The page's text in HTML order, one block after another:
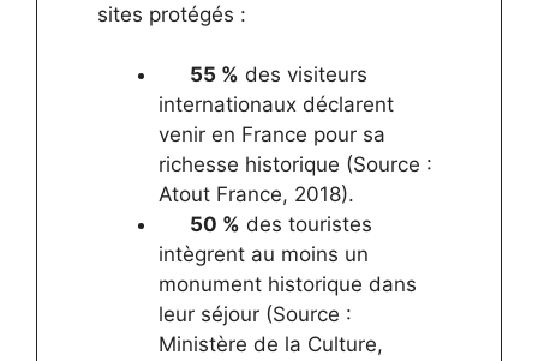
sites protégés :
55 % des visiteurs
internationaux déclarent
venir en France pour sa
richesse historique (Source :
Atout France, 2018).
50 % des touristes
intègrent au moins un
monument historique dans
leur séjour (Source :
Ministère de la Culture,